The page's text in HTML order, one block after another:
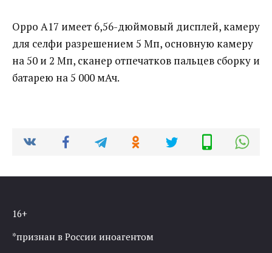
Oppo A17 имеет 6,56-дюймовый дисплей, камеру
для селфи разрешением 5 Мп, основную камеру
на 50 и 2 Мп, сканер отпечатков пальцев сборку и
батарею на 5 000 мАч.
16+
*признан в России иноагентом